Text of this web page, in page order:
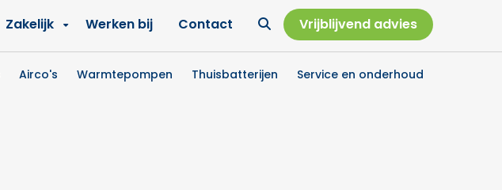
Zakelijk Werken bij Contact
Ga
naar
Vrijblijvend advies
Airco's Warmtepompen Thuisbatterijen Service en onderhoud